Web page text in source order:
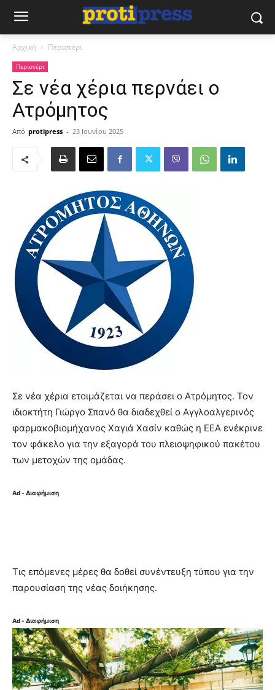
Αρχική Περιστέρι
Περιστέρι
Σε νέα χέρια περνάει ο
Ατρόμητος
Από protipress - 23 Ιουνίου 2025
Σε νέα χέρια ετοιμάζεται να περάσει ο Ατρόμητος. Τον
ιδιοκτήτη Γιώργο Σπανό θα διαδεχθεί ο Αγγλοαλγερινός
φαρμακοβιομήχανος Χαγιά Χασίν καθώς η ΕΕΑ ενέκρινε
τον φάκελο για την εξαγορά του πλειοψηφικού πακέτου
των μετοχών της ομάδας.
Ad - Διαφήμιση
Τις επόμενες μέρες θα δοθεί συνέντευξη τύπου για την
παρουσίαση της νέας δοιήκησης.
Ad - Διαφήμιση